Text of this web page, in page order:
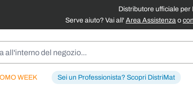
Distributore ufficiale per
Serve aiuto? Vai all' Area Assistenza o
WEEK Sei un Professionista? Scopri DistriMat